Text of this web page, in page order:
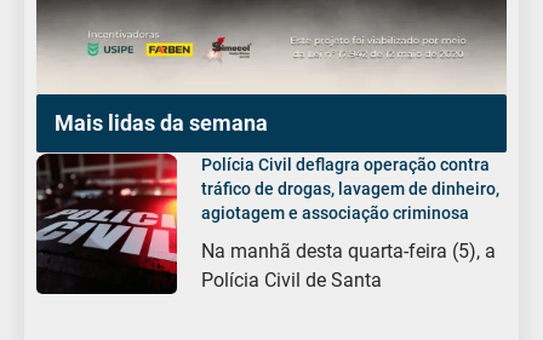
Mais lidas da semana
Polícia Civil deflagra operação contra
tráfico de drogas, lavagem de dinheiro,
agiotagem e associação criminosa
Na manhã desta quarta-feira (5), a
Polícia Civil de Santa